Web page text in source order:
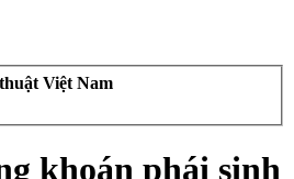
Việt Nam
khoán phái sinh